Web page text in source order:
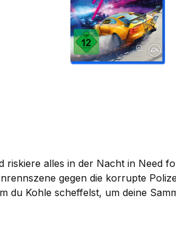
riskiere alles in der Nacht in
gegen die korrupte
du Kohle scheffelst, um deine